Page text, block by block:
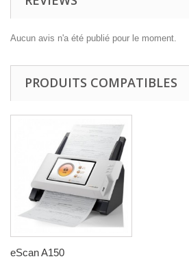
Aucun avis n'a été publié pour le moment.
PRODUITS COMPATIBLES
eScan A150